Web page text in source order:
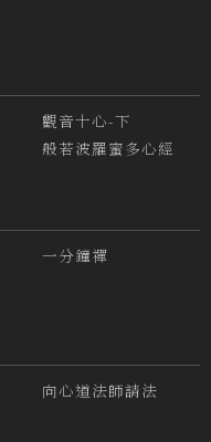
觀音十心-下
般若波羅蜜多心經
一分鐘禪
向心道法師請法